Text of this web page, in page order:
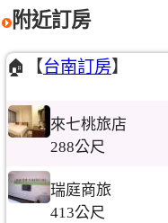
附近訂房
🏠【台南訂房】
來七桃旅店
288公尺
瑞庭商旅
413公尺